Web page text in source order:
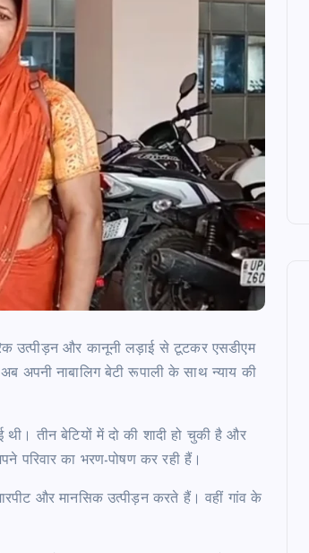
उत्पीड़न और कानूनी लड़ाई से टूटकर एसडीएम
अपनी नाबालिग बेटी रूपाली के साथ न्याय की
तीन बेटियों में दो की शादी हो चुकी है और
परिवार का भरण-पोषण कर रही हैं।
और मानसिक उत्पीड़न करते हैं। वहीं गांव के
इजराइल में नौकरी दिलाने के नाम पर
का झांसा,निजी रिक्रूटमेंट एजेंसी पर
दर्ज
news8pmtoday August 5, 2026